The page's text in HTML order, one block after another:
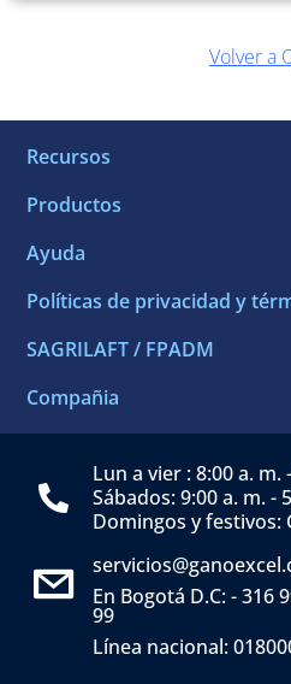
Volver a
Recursos
Productos
Ayuda
Políticas de privacidad y
SAGRILAFT / FPADM
Compañia
Lun a vier : 8:00 a. m.
Sábados: 9:00 a. m. -
Domingos y festivos:
En Bogotá D.C: - 316
99
Línea nacional: